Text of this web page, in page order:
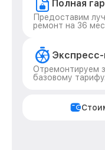
Полная
Предоставим
ремонт на 36
Отремонтируем
базовому тарифу.